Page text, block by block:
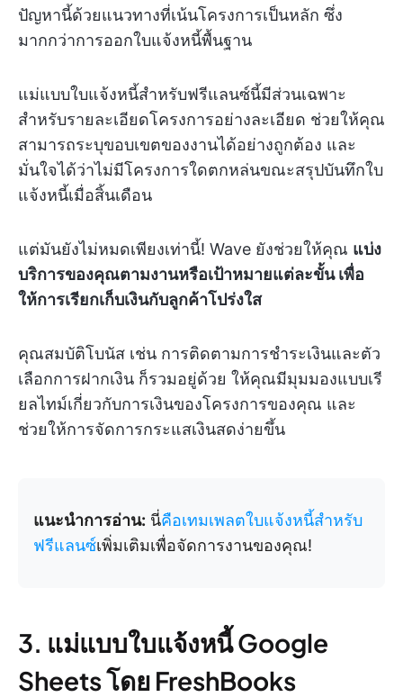
ปัญหานี้ด้วยแนวทางที่เน้นโครงการเป็นหลัก ซึ่ง
มากกว่าการออกใบแจ้งหนี้พื้นฐาน
แม่แบบใบแจ้งหนี้สำหรับฟรีแลนซ์นี้มีส่วนเฉพาะ
สำหรับรายละเอียดโครงการอย่างละเอียด ช่วยให้คุณ
สามารถระบุขอบเขตของงานได้อย่างถูกต้อง และ
มั่นใจได้ว่าไม่มีโครงการใดตกหล่นขณะสรุปบันทึกใบ
แจ้งหนี้เมื่อสิ้นเดือน
แต่มันยังไม่หมดเพียงเท่านี้! Wave ยังช่วยให้คุณ แบ่ง
บริการของคุณตามงานหรือเป้าหมายแต่ละขั้น เพื่อ
ให้การเรียกเก็บเงินกับลูกค้าโปร่งใส
คุณสมบัติโบนัส เช่น การติดตามการชำระเงินและตัว
เลือกการฝากเงิน ก็รวมอยู่ด้วย ให้คุณมีมุมมองแบบเรี
ยลไทม์เกี่ยวกับการเงินของโครงการของคุณ และ
ช่วยให้การจัดการกระแสเงินสดง่ายขึ้น
แนะนำการอ่าน: นี่คือเทมเพลตใบแจ้งหนี้สำหรับ
ฟรีแลนซ์เพิ่มเติมเพื่อจัดการงานของคุณ!
3. แม่แบบใบแจ้งหนี้ Google
Sheets โดย FreshBooks